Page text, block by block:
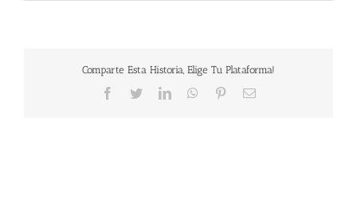
Comparte Esta Historia, Elige Tu Plataforma!
Facebook
TwitterLinkedInWhatsApp
PinterestCorreo